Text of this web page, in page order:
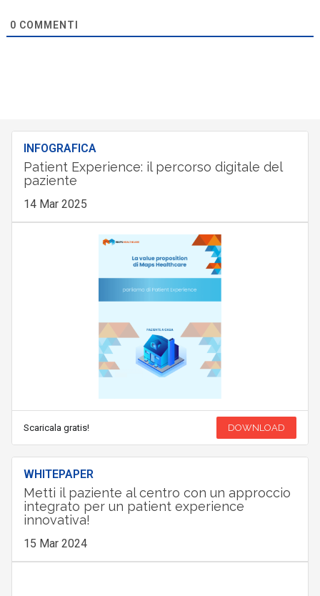
0 COMMENTI
INFOGRAFICA
Patient Experience: il percorso digitale del
paziente
14 Mar 2025
Scaricala gratis! DOWNLOAD
WHITEPAPER
Metti il paziente al centro con un approccio
integrato per un patient experience
innovativa!
15 Mar 2024